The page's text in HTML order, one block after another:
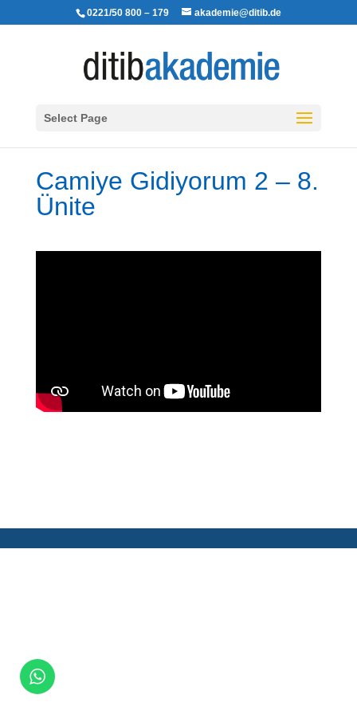
0221/50 800 – 179 akademie@ditib.de
Select Page
Camiye Gidiyorum 2 – 8.
Ünite